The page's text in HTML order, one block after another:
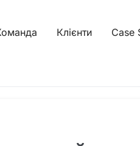
Клієнти Case